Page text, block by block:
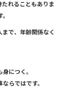
れることもありま
で、年齢関係なく
につく。
らではです。